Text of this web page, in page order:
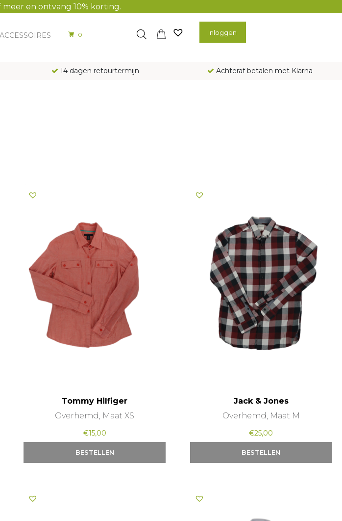
en ontvang 10% korting.
ACCESSOIRES 0 Inloggen
14 dagen retourtermijn Achteraf betalen met Klarna
Tommy Hilfiger
Overhemd, Maat XS
€15,00
BESTELLEN
Jack & Jones
Overhemd, Maat M
€25,00
BESTELLEN